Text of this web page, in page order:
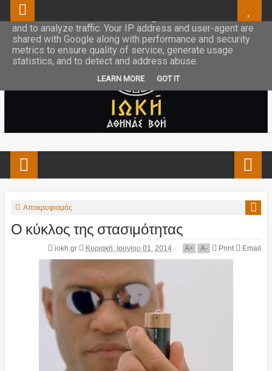
Αποκρυφισμός
Ο κύκλος της στασιμότητας
iokh.gr Κυριακή, Ιουνίου 01, 2014 A+ A- Print Email
This site uses cookies from Google to deliver its services
and to analyze traffic. Your IP address and user-agent are
shared with Google along with performance and security
metrics to ensure quality of service, generate usage
statistics, and to detect and address abuse.
LEARN MORE GOT IT